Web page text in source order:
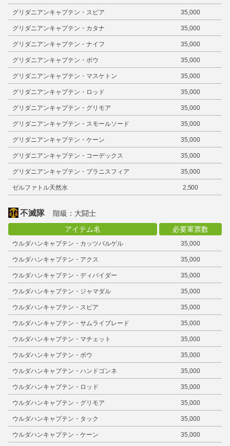
グリダニアンキャプテン・スピア 35,000
グリダニアンキャプテン・カタナ 35,000
グリダニアンキャプテン・ナイフ 35,000
グリダニアンキャプテン・ボウ 35,000
グリダニアンキャプテン・マスケトン 35,000
グリダニアンキャプテン・ロッド 35,000
グリダニアンキャプテン・グリモア 35,000
グリダニアンキャプテン・スモールソード 35,000
グリダニアンキャプテン・ケーン 35,000
グリダニアンキャプテン・コーデックス 35,000
グリダニアンキャプテン・プラニスフィア 35,000
ゼルファトル天然水 2,500
不滅隊
階級：大闘士
アイテム名
必要軍票数
ウルダハンキャプテン・カッツバルゲル 35,000
ウルダハンキャプテン・アクス 35,000
ウルダハンキャプテン・ディバイダー 35,000
ウルダハンキャプテン・ジャマダル 35,000
ウルダハンキャプテン・スピア 35,000
ウルダハンキャプテン・サムライブレード 35,000
ウルダハンキャプテン・マチェット 35,000
ウルダハンキャプテン・ボウ 35,000
ウルダハンキャプテン・ハンドゴンネ 35,000
ウルダハンキャプテン・ロッド 35,000
ウルダハンキャプテン・グリモア 35,000
ウルダハンキャプテン・タック 35,000
ウルダハンキャプテン・ケーン 35,000